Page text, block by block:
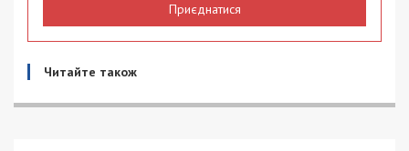
Приєднатися
Читайте також